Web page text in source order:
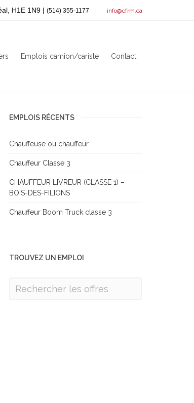
H1E 1N9 | (514) 355-1177 info@cfrm.ca
Emplois camion/cariste Contact
EMPLOIS RÉCENTS
Chauffeuse ou chauffeur
Chauffeur Classe 3
CHAUFFEUR LIVREUR (CLASSE 1) –
BOIS-DES-FILIONS
Chauffeur Boom Truck classe 3
TROUVEZ UN EMPLOI